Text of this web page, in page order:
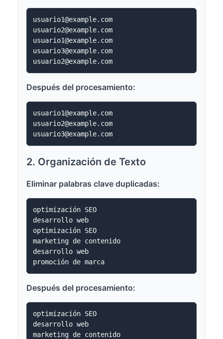
usuario1@example.com
usuario2@example.com
usuario1@example.com
usuario3@example.com
Después del procesamiento:
usuario1@example.com
usuario2@example.com
2. Organización de Texto
Eliminar palabras clave duplicadas:
optimización SEO
desarrollo web
optimización SEO
marketing de contenido
desarrollo web
Después del procesamiento:
optimización SEO
desarrollo web
marketing de contenido